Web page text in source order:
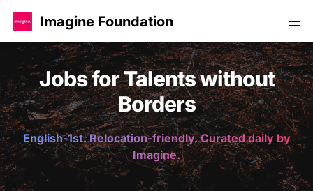
Imagine Foundation
Jobs for Talents without
Borders
English-1st. Relocation-friendly. Curated daily by
Imagine.